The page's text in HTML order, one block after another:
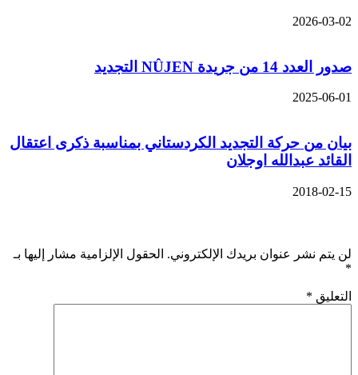
2026-03-02
صدور العدد 14 من جريدة NÛJEN التجديد
2025-06-01
بيان من حركة التجديد الكردستاني بمناسبة ذكرى اعتقال
القائد عبدالله اوجلان
2018-02-15
لن يتم نشر عنوان بريدك الإلكتروني. الحقول الإلزامية مشار إليها بـ
*
التعليق *